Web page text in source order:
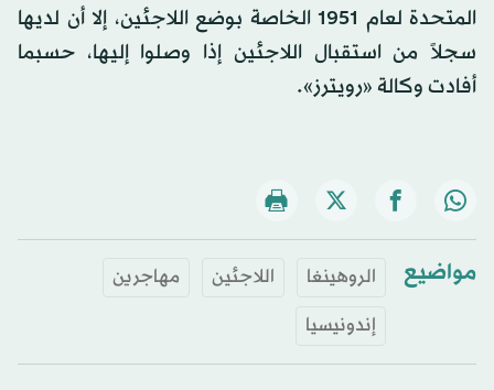
المتحدة لعام 1951 الخاصة بوضع اللاجئين، إلا أن لديها
سجلاً من استقبال اللاجئين إذا وصلوا إليها، حسبما
أفادت وكالة «رويترز».
مواضيع الروهينغا اللاجئين
مهاجرين
إندونيسيا